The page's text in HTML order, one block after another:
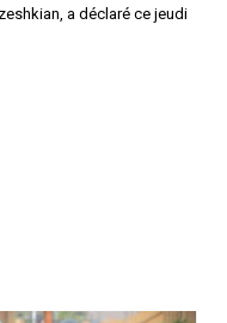
a déclaré ce jeudi